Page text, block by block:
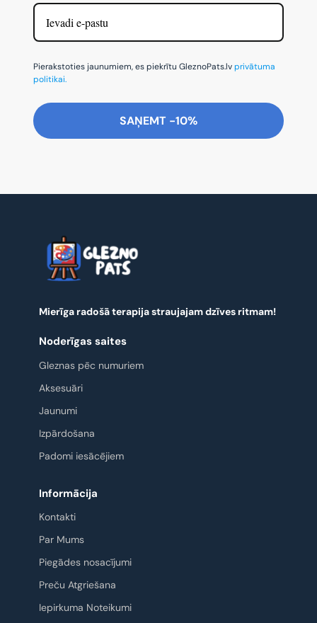
Pierakstoties jaunumiem, es piekrītu GleznoPats.lvprivātuma
politikai.
SAŅEMT -10%
Mierīga radošā terapija straujajam dzīves ritmam!
Noderīgas saites
Gleznas pēc numuriem
Aksesuāri
Jaunumi
Izpārdošana
Padomi iesācējiem
Informācija
Kontakti
Par Mums
Piegādes nosacījumi
Preču Atgriešana
Iepirkuma Noteikumi